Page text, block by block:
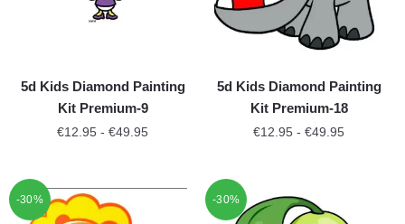
5d Kids Diamond Painting
Kit Premium-9
€12.95 - €49.95
5d Kids Diamond Painting
Kit Premium-18
€12.95 - €49.95
-30% -30%